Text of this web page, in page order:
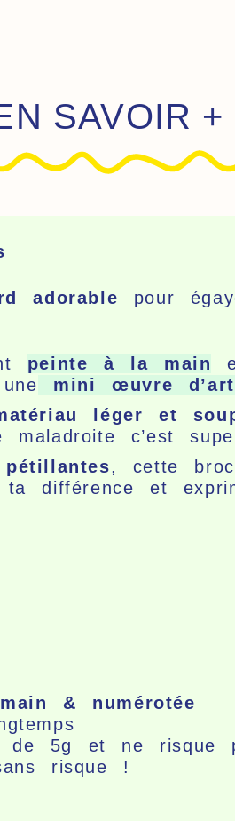
SAVOIR +
adorable pour
peinte à la main
mini œuvre
léger et
c’est
, cette
différence et
& numérotée
de 5g et ne risque
risque !